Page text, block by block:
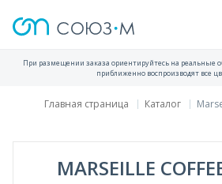
При размещении заказа ориентируйтесь на реальные
приближенно воспроизводят все
Главная страница Каталог
MARSEILLE